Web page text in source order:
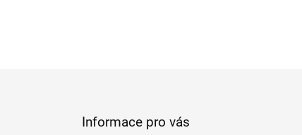
Informace pro vás